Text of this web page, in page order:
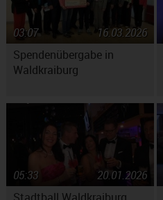
Spendenübergabe in
Waldkraiburg
16.03.2026
03:07
20.01.2026
05:33